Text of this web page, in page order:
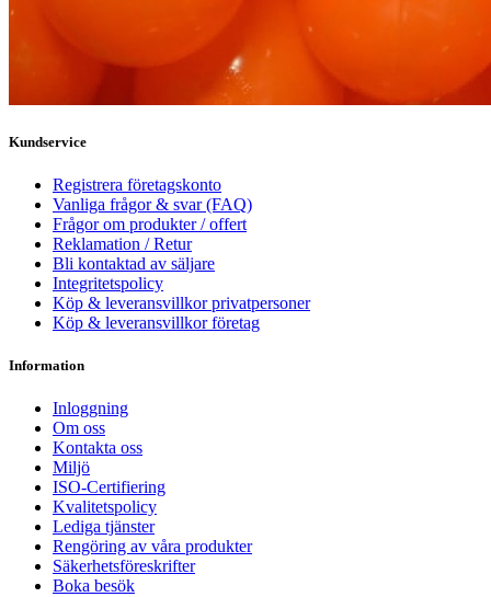
Kundservice
Registrera företagskonto
Vanliga frågor & svar (FAQ)
Frågor om produkter / offert
Reklamation / Retur
Bli kontaktad av säljare
Integritetspolicy
Köp & leveransvillkor privatpersoner
Köp & leveransvillkor företag
Information
Inloggning
Om oss
Kontakta oss
Miljö
ISO-Certifiering
Kvalitetspolicy
Lediga tjänster
Rengöring av våra produkter
Säkerhetsföreskrifter
Boka besök